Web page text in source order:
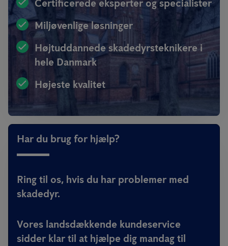
Certificerede eksperter og specialister
Miljøvenlige løsninger
Højtuddannede skadedyrsteknikere i
hele Danmark
Højeste kvalitet
Har du brug for hjælp?
Ring til os, hvis du har problemer med
skadedyr.
Vores landsdækkende kundeservice
sidder klar til at hjælpe dig mandag til